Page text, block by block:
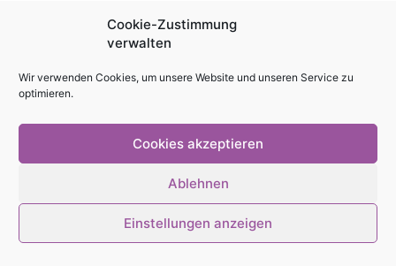
Cookie-Zustimmung
verwalten
Wir verwenden Cookies, um unsere Website und unseren Service zu
optimieren.
Cookies akzeptieren
Ablehnen
Einstellungen anzeigen
© Stadtmagazin tam.tam 2026